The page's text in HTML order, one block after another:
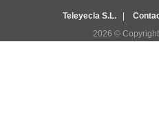
Teleyecla S.L.|
2026 © Copyright